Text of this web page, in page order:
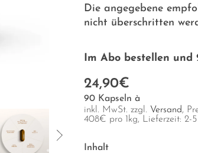
Die angegebene
nicht überschritten
Im Abo bestellen und
90 Kapseln à
24,90€
inkl. MwSt. zzgl. Versand,
408€ pro 1kg, Lieferzeit: 2-
Inhalt